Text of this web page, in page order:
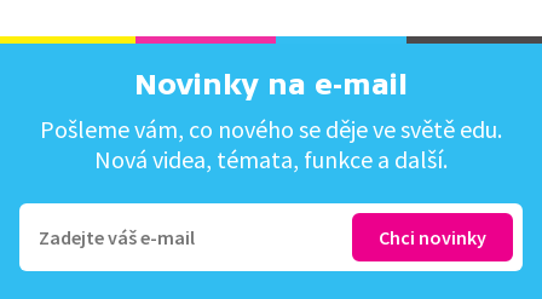
Novinky na e-mail
Pošleme vám, co nového se děje ve světě edu.
Nová videa, témata, funkce a další.